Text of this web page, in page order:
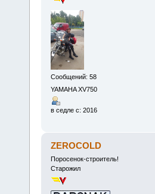
Сообщений: 58
YAMAHA XV750
в седле с: 2016
ZEROCOLD
Поросенок-строитель!
Старожил